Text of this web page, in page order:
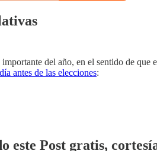
del año, en el sentido de
antes de las elecciones:
este Post gratis,